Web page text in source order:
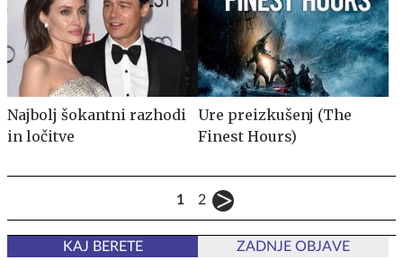
Najbolj šokantni razhodi
in ločitve
Ure preizkušenj (The
Finest Hours)
1 2
KAJ BERETE ZADNJE OBJAVE